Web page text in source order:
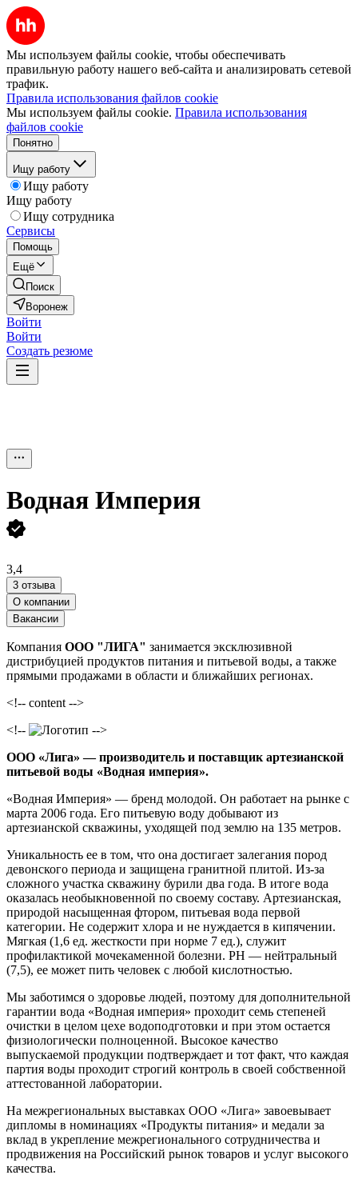
Мы используем файлы cookie, чтобы обеспечивать
правильную работу нашего веб-сайта и анализировать сетевой
трафик.
Правила использования файлов cookie
Мы используем файлы cookie. Правила использования
файлов cookie
Понятно
Ищу работу
Ищу работу
Ищу работу
Ищу сотрудника
Сервисы
Помощь
Ещё
Поиск
Воронеж
Войти
Войти
Создать резюме
Водная Империя
3,4
3 отзыва
О компании
Вакансии
Компания ООО "ЛИГА" занимается эксклюзивной
дистрибуцией продуктов питания и питьевой воды, а также
прямыми продажами в области и ближайших регионах.
<!-- content -->
<!--
-->
ООО «Лига» — производитель и поставщик артезианской
питьевой воды «Водная империя».
«Водная Империя» — бренд молодой. Он работает на рынке с
марта 2006 года. Его питьевую воду добывают из
артезианской скважины, уходящей под землю на 135 метров.
Уникальность ее в том, что она достигает залегания пород
девонского периода и защищена гранитной плитой. Из-за
сложного участка скважину бурили два года. В итоге вода
оказалась необыкновенной по своему составу. Артезианская,
природой насыщенная фтором, питьевая вода первой
категории. Не содержит хлора и не нуждается в кипячении.
Мягкая (1,6 ед. жесткости при норме 7 ед.), служит
профилактикой мочекаменной болезни. PH — нейтральный
(7,5), ее может пить человек с любой кислотностью.
Мы заботимся о здоровье людей, поэтому для дополнительной
гарантии вода «Водная империя» проходит семь степеней
очистки в целом цехе водоподготовки и при этом остается
физиологически полноценной. Высокое качество
выпускаемой продукции подтверждает и тот факт, что каждая
партия воды проходит строгий контроль в своей собственной
аттестованной лаборатории.
На межрегиональных выставках ООО «Лига» завоевывает
дипломы в номинациях «Продукты питания» и медали за
вклад в укрепление межрегионального сотрудничества и
продвижения на Российский рынок товаров и услуг высокого
качества.